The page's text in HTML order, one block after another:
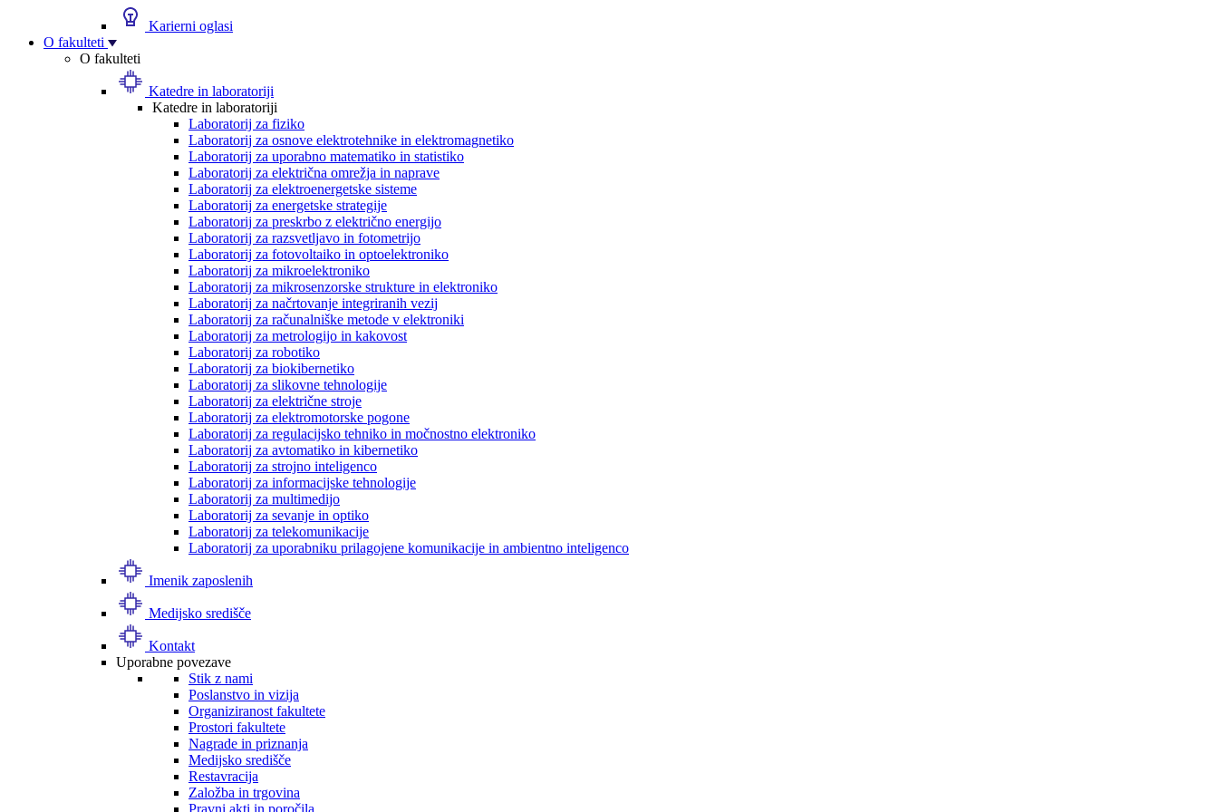
Karierni oglasi
O fakulteti
O fakulteti
Katedre in laboratoriji
Katedre in laboratoriji
Laboratorij za fiziko
Laboratorij za osnove elektrotehnike in elektromagnetiko
Laboratorij za uporabno matematiko in statistiko
Laboratorij za električna omrežja in naprave
Laboratorij za elektroenergetske sisteme
Laboratorij za energetske strategije
Laboratorij za preskrbo z električno energijo
Laboratorij za razsvetljavo in fotometrijo
Laboratorij za fotovoltaiko in optoelektroniko
Laboratorij za mikroelektroniko
Laboratorij za mikrosenzorske strukture in elektroniko
Laboratorij za načrtovanje integriranih vezij
Laboratorij za računalniške metode v elektroniki
Laboratorij za metrologijo in kakovost
Laboratorij za robotiko
Laboratorij za biokibernetiko
Laboratorij za slikovne tehnologije
Laboratorij za električne stroje
Laboratorij za elektromotorske pogone
Laboratorij za regulacijsko tehniko in močnostno elektroniko
Laboratorij za avtomatiko in kibernetiko
Laboratorij za strojno inteligenco
Laboratorij za informacijske tehnologije
Laboratorij za multimedijo
Laboratorij za sevanje in optiko
Laboratorij za telekomunikacije
Laboratorij za uporabniku prilagojene komunikacije in ambientno inteligenco
Imenik zaposlenih
Medijsko središče
Kontakt
Uporabne povezave
Stik z nami
Poslanstvo in vizija
Organiziranost fakultete
Prostori fakultete
Nagrade in priznanja
Medijsko središče
Restavracija
Založba in trgovina
Pravni akti in poročila